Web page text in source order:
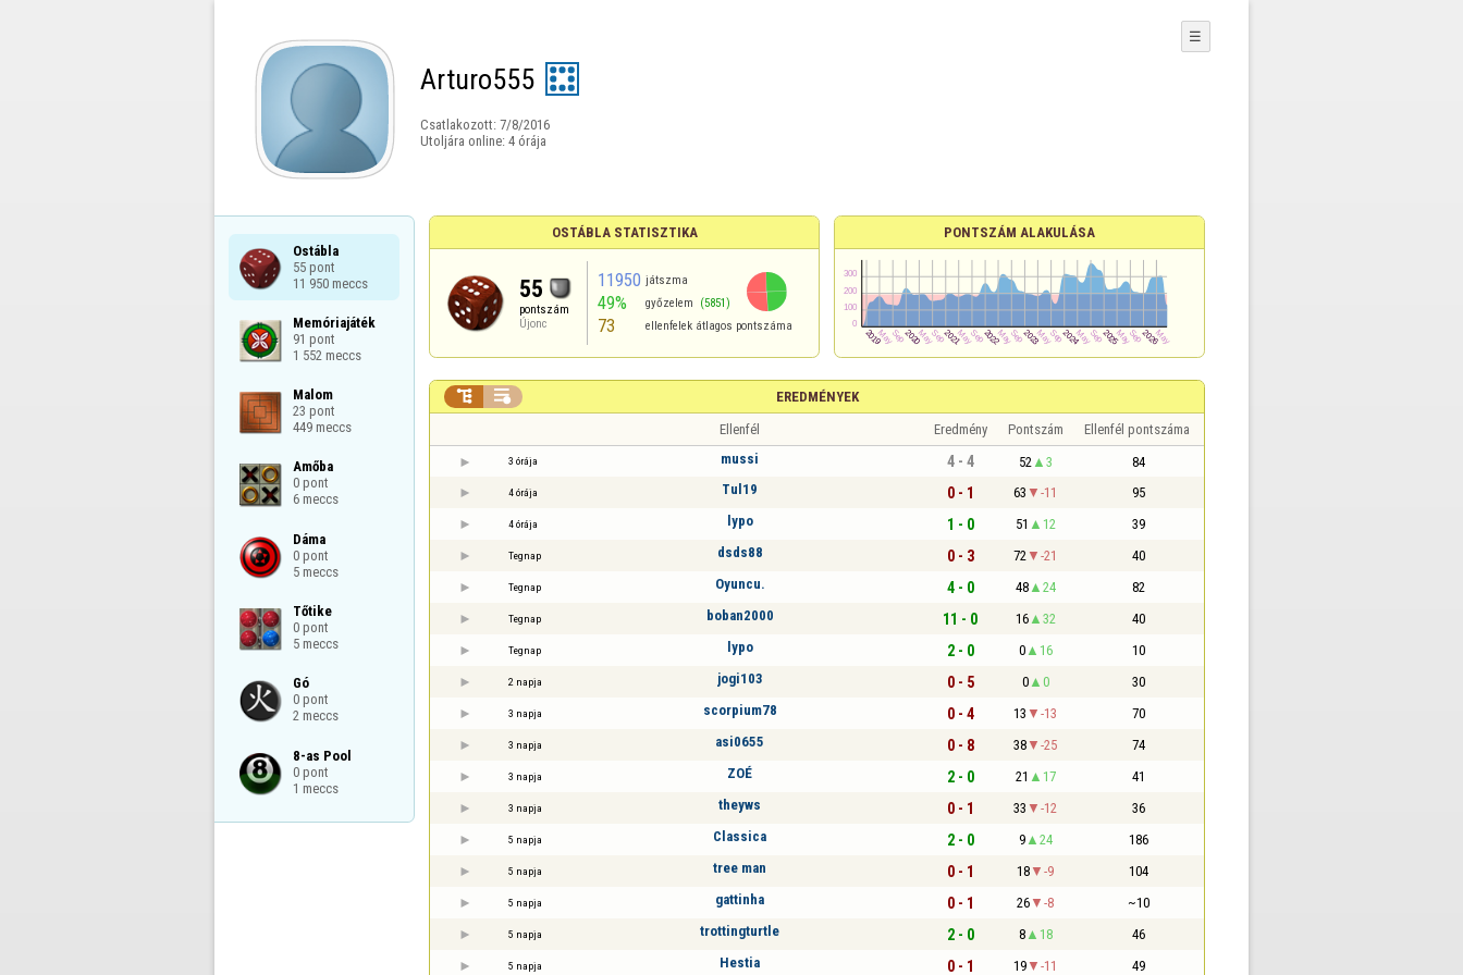
Arturo555
Csatlakozott: 7/8/2016
Utoljára online: 4 órája
☰
Ostábla
55 pont
11 950 meccs
Memóriajáték
91 pont
1 552 meccs
Malom
23 pont
449 meccs
Amőba
0 pont
6 meccs
Dáma
0 pont
5 meccs
Tőtike
0 pont
5 meccs
Gó
0 pont
2 meccs
8-as Pool
0 pont
1 meccs
OSTÁBLA STATISZTIKA
55
pontszám
Újonc
11950 játszma
49% győzelem (5851)
73 ellenfelek átlagos pontszáma
PONTSZÁM ALAKULÁSA
EREDMÉNYEK
 
Ellenfél Eredmény Pontszám Ellenfél pontszáma
3 órája mussi 4 - 4 52 3 84
4 órája Tul19 0 - 1 63 -11 95
4 órája lypo 1 - 0 51 12 39
Tegnap dsds88 0 - 3 72 -21 40
Tegnap Oyuncu. 4 - 0 48 24 82
Tegnap boban2000 11 - 0 16 32 40
Tegnap lypo 2 - 0 0 16 10
2 napja jogi103 0 - 5 0 0 30
3 napja scorpium78 0 - 4 13 -13 70
3 napja asi0655 0 - 8 38 -25 74
3 napja ZOÉ 2 - 0 21 17 41
3 napja theyws 0 - 1 33 -12 36
5 napja Classica 2 - 0 9 24 186
5 napja tree man 0 - 1 18 -9 104
5 napja gattinha 0 - 1 26 -8 ~10
5 napja trottingturtle 2 - 0 8 18 46
5 napja Hestia 0 - 1 19 -11 49